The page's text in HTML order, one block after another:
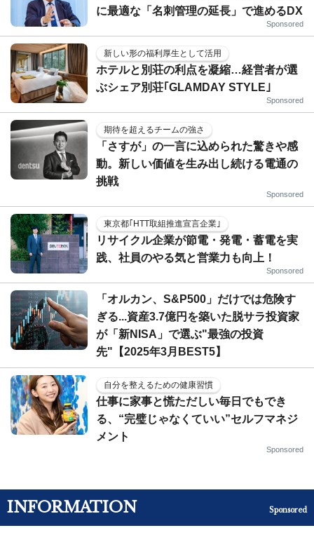
に最適な「名刺管理の延長」で進めるDX
Sponsored
新しい形の福利厚生として活用
ホテルと別荘の利点を凝縮…経営者が選
ぶシェア別荘｢GLAMDAY STYLE｣
Sponsored
期待を超えるチームの強さ
「さすが」の一言に込められた驚きや感
動。新しい価値を生み出し続ける電通の
挑戦
Sponsored
東京都｢HTT取組推進宣言企業｣
リサイクル企業が節電・発電・蓄電を実
践、社員のやる気と営業力も向上！
Sponsored
「オルカン、S&P500」だけでは危険す
ぎる...資産3.7億円を築いた脱サラ投資家
が「新NISA」で選ぶ"最強の投資
先"【2025年3月BEST5】
自分を整えるための健康習慣
仕事に家事と慌ただしい毎日でもでき
る、“完璧じゃなくていい”セルフマネジ
メント
Sponsored
INFORMATION Sponsored